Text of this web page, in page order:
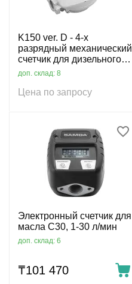
K150 ver. D - 4-х
разрядный механический
счетчик для дизельного
топлива, 25-150 л/мин
доп. склад: 8
Цена по запросу
Электронный счетчик для
масла С30, 1-30 л/мин
доп. склад: 6
₸101 470